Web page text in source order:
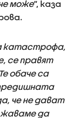
може”, каза
катастрофа,
се правят
обаче са
че не дават
да